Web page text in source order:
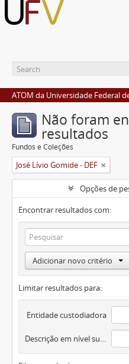
ATOM da Universidade Federal
Não foram
resultados
Fundos e Coleções
José Lívio Gomide - DEF
Opções de
Encontrar resultados com:
Adicionar novo critério
Limitar resultados para:
Entidade custodiadora
Descrição em nível superior